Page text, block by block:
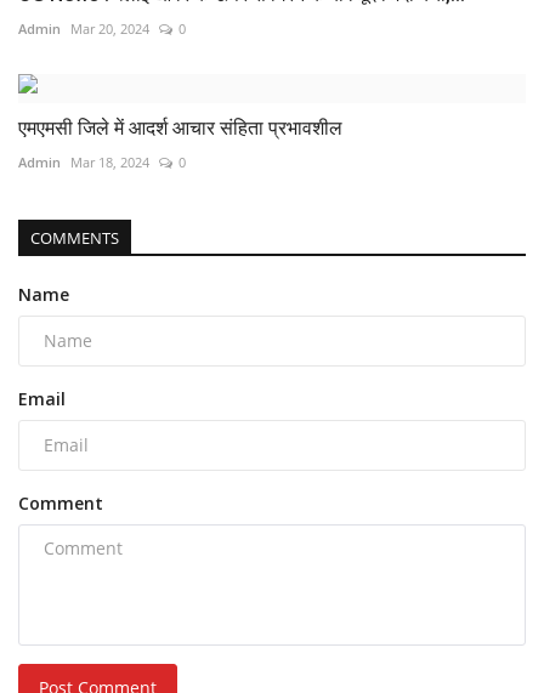
Admin Mar 20, 2024 0
एमएमसी जिले में आदर्श आचार संहिता प्रभावशील
Admin Mar 18, 2024 0
COMMENTS
Name
Email
Comment
Post Comment